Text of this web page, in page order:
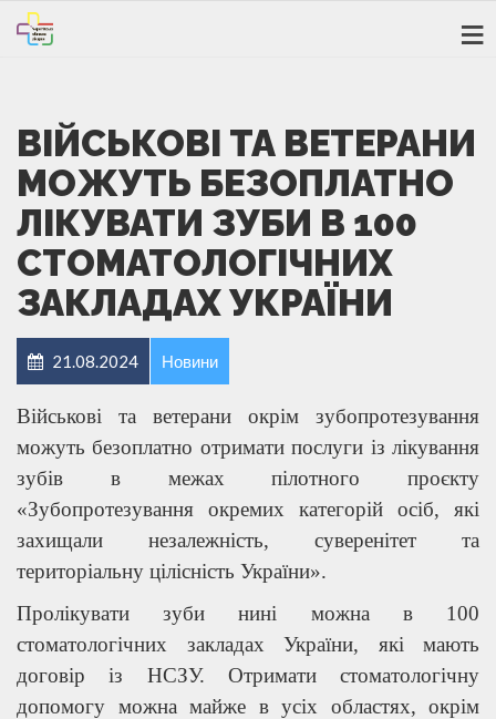
ВІЙСЬКОВІ ТА ВЕТЕРАНИ
МОЖУТЬ БЕЗОПЛАТНО
ЛІКУВАТИ ЗУБИ В 100
СТОМАТОЛОГІЧНИХ
ЗАКЛАДАХ УКРАЇНИ
21.08.2024 Новини
Військові та ветерани окрім зубопротезування
можуть безоплатно отримати послуги із лікування
зубів в межах пілотного проєкту
«Зубопротезування окремих категорій осіб, які
захищали незалежність, суверенітет та
територіальну цілісність України».
Пролікувати зуби нині можна в 100
стоматологічних закладах України, які мають
договір із НСЗУ. Отримати стоматологічну
допомогу можна майже в усіх областях, окрім